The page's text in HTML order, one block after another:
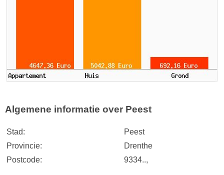
Algemene informatie over Peest
Stad:
Peest
Provincie:
Drenthe
Postcode:
9334..,